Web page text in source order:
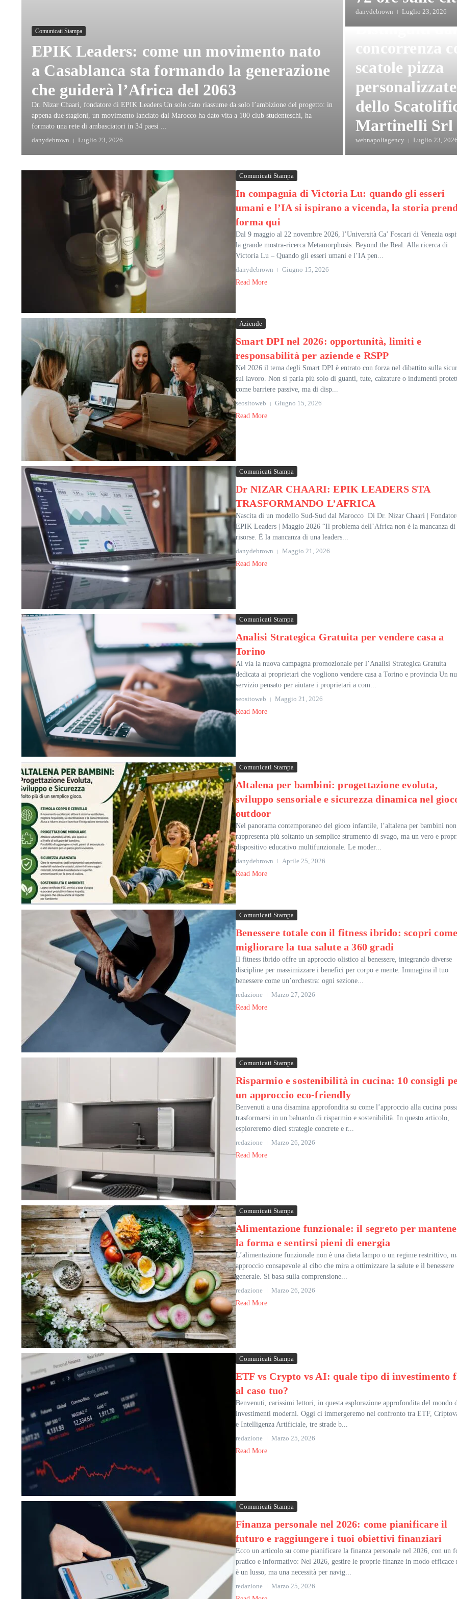
Comunicati Stampa
EPIK Leaders: come un movimento nato
a Casablanca sta formando la generazione
che guiderà l’Africa del 2063
Dr. Nizar Chaari, fondatore di EPIK Leaders Un solo dato riassume da solo l’ambizione del progetto: in
appena due stagioni, un movimento lanciato dal Marocco ha dato vita a 100 club studenteschi, ha
formato una rete di ambasciatori in 34 paesi ...
danydebrown
Luglio 23, 2026
danydebrown Luglio 23, 2026
Food
Distinguiti
concorrenza
scatole pizza
personalizzate
dello
Martinelli Srl
webnapoliagency Luglio 23,
Comunicati Stampa
In compagnia di Victoria Lu: quando gli esseri
umani e l’IA si ispirano a vicenda, la storia
forma qui
Dal 9 maggio al 22 novembre 2026, l’Università Ca’ Foscari di Venezia
la grande mostra-ricerca Metamorphosis: Beyond the Real. Alla ricerca di
Victoria Lu – Quando gli esseri umani e l’IA pen...
danydebrown
Giugno 15, 2026
Read More
Aziende
Smart DPI nel 2026: opportunità, limiti e
responsabilità per aziende e RSPP
Nel 2026 il tema degli Smart DPI è entrato con forza nel dibattito sulla
sul lavoro. Non si parla più solo di guanti, tute, calzature o indumenti
come barriere passive, ma di disp...
seositoweb
Giugno 15, 2026
Read More
Comunicati Stampa
Dr NIZAR CHAARI: EPIK LEADERS STA
TRASFORMANDO L’AFRICA
Nascita di un modello Sud-Sud dal Marocco Di Dr. Nizar Chaari |
EPIK Leaders | Maggio 2026 “Il problema dell’Africa non è la mancanza di
risorse. È la mancanza di una leaders...
danydebrown
Maggio 21, 2026
Read More
Comunicati Stampa
Analisi Strategica Gratuita per vendere casa a
Torino
Al via la nuova campagna promozionale per l’Analisi Strategica Gratuita
dedicata ai proprietari che vogliono vendere casa a Torino e provincia Un
servizio pensato per aiutare i proprietari a com...
seositoweb
Maggio 21, 2026
Read More
Comunicati Stampa
Altalena per bambini: progettazione evoluta,
sviluppo sensoriale e sicurezza dinamica nel
outdoor
Nel panorama contemporaneo del gioco infantile, l’altalena per bambini non
rappresenta più soltanto un semplice strumento di svago, ma un vero e
dispositivo educativo multifunzionale. Le moder...
danydebrown
Aprile 25, 2026
Read More
Comunicati Stampa
Benessere totale con il fitness ibrido: scopri
migliorare la tua salute a 360 gradi
Il fitness ibrido offre un approccio olistico al benessere, integrando diverse
discipline per massimizzare i benefici per corpo e mente. Immagina il tuo
benessere come un’orchestra: ogni sezione...
redazione
Marzo 27, 2026
Read More
Comunicati Stampa
Risparmio e sostenibilità in cucina: 10 consigli
un approccio eco-friendly
Benvenuti a una disamina approfondita su come l’approccio alla cucina
trasformarsi in un baluardo di risparmio e sostenibilità. In questo articolo,
esploreremo dieci strategie concrete e r...
redazione
Marzo 26, 2026
Read More
Comunicati Stampa
Alimentazione funzionale: il segreto per
la forma e sentirsi pieni di energia
L’alimentazione funzionale non è una dieta lampo o un regime restrittivo,
approccio consapevole al cibo che mira a ottimizzare la salute e il benessere
generale. Si basa sulla comprensione...
redazione
Marzo 26, 2026
Read More
Comunicati Stampa
ETF vs Crypto vs AI: quale tipo di investimento
al caso tuo?
Benvenuti, carissimi lettori, in questa esplorazione approfondita del mondo
investimenti moderni. Oggi ci immergeremo nel confronto tra ETF,
e Intelligenza Artificiale, tre strade b...
redazione
Marzo 25, 2026
Read More
Comunicati Stampa
Finanza personale nel 2026: come pianificare il
futuro e raggiungere i tuoi obiettivi finanziari
Ecco un articolo su come pianificare la finanza personale nel 2026, con un
pratico e informativo: Nel 2026, gestire le proprie finanze in modo efficace
è un lusso, ma una necessità per navig...
redazione
Marzo 25, 2026